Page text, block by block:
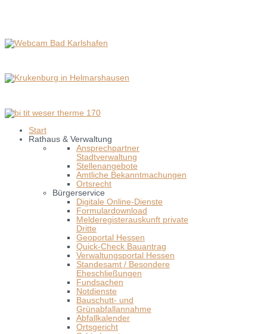
Start
Rathaus & Verwaltung
Ansprechpartner
Stadtverwaltung
Stellenangebote
Amtliche Bekanntmachungen
Ortsrecht
Bürgerservice
Digitale Online-Dienste
Formulardownload
Melderegisterauskunft private
Dritte
Geoportal Hessen
Quick-Check Bauantrag
Verwaltungsportal Hessen
Standesamt / Besondere
Eheschließungen
Fundsachen
Notdienste
Bauschutt- und
Grünabfallannahme
Abfallkalender
Ortsgericht